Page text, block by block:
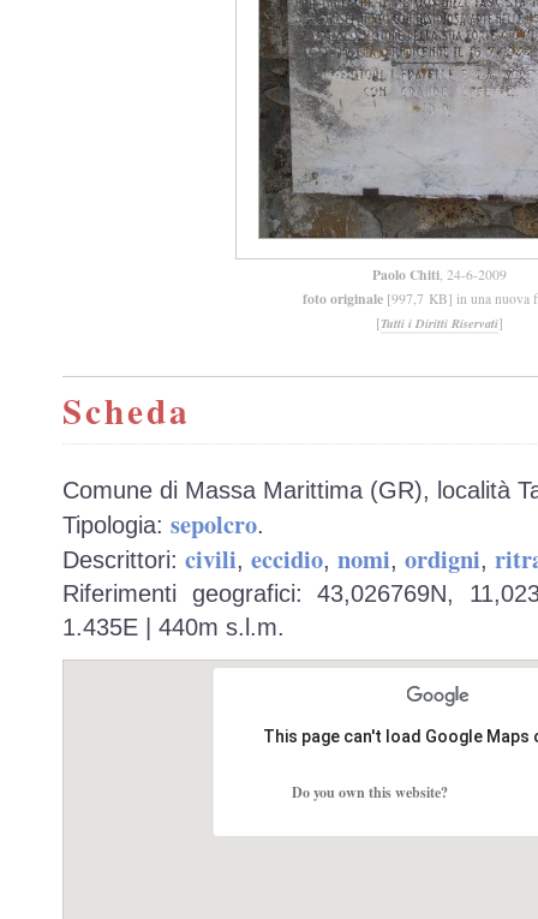
Paolo Chiti, 24-6-2009
foto originale [997,7 KB] in una nuova
[Tutti i Diritti Riservati]
Scheda
Comune di Massa Marittima (GR), località
Tipologia: sepolcro.
Descrittori: civili, eccidio, nomi, ordigni,
Riferimenti geografici: 43,026769N,
1.435E | 440m s.l.m.
This page can't load Google
Do you own this website?